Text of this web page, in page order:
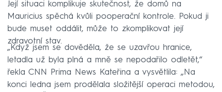
Její situaci komplikuje skutečnost, že domů na
Mauricius spěchá kvůli pooperační kontrole. Pokud ji
bude muset oddálit, může to zkomplikovat její
zdravotní stav.
„Když jsem se dověděla, že se uzavřou hranice,
letadla už byla plná a mně se nepodařilo odletět,“
řekla CNN Prima News Kateřina a vysvětlila: „Na
konci ledna jsem prodělala složitější operaci metodou,